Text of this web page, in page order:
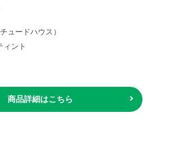
ュードハウス）
ィント
商品詳細はこちら